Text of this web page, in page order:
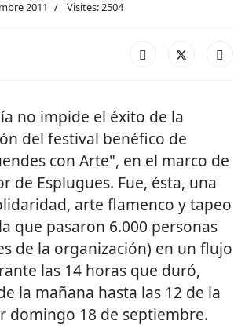
2011 Visites: 2504
no impide el éxito de la
del festival benéfico de
con Arte", en el marco de
de Esplugues. Fue, ésta, una
arte flamenco y tapeo
que pasaron 6.000 personas
de la organización) en un flujo
las 14 horas que duró,
la mañana hasta las 12 de la
domingo 18 de septiembre.